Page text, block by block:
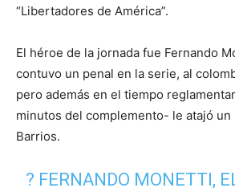
“Libertadores de América”.
El héroe de la jornada fue Fernando
contuvo un penal en la serie, al
pero además en el tiempo
minutos del complemento- le atajó un
Barrios.
? FERNANDO MONETTI,